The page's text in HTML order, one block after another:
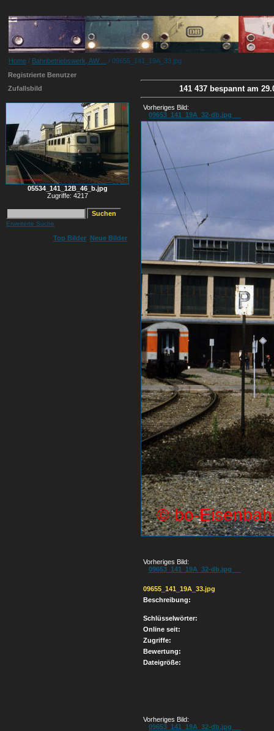
Home / Bahnbetriebswerk, AW ...
/ 09655_141_19A_33.jpg
Registrierte Benutzer
Zufallsbild
05534_141_12B_46_b.jpg
Zugriffe: 4217
Erweiterte Suche
Top Bilder Neue Bilder
141 437 bespannt am
Vorheriges Bild:
09653_141_19A_32-db.jpg
Vorheriges Bild:
09653_141_19A_32-db.jpg
09655_141_19A_33.jpg
Beschreibung:
Schlüsselwörter:
Online seit:
Zugriffe:
Bewertung:
Dateigröße:
Vorheriges Bild:
09653_141_19A_32-db.jpg